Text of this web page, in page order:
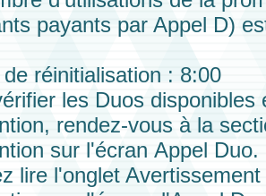
payantspar Appel D)
de réinitialisation : 8:00
les Duosdisponibles
rendez-vous à la
sur l'écran Appel Duo.
lire l'onglet